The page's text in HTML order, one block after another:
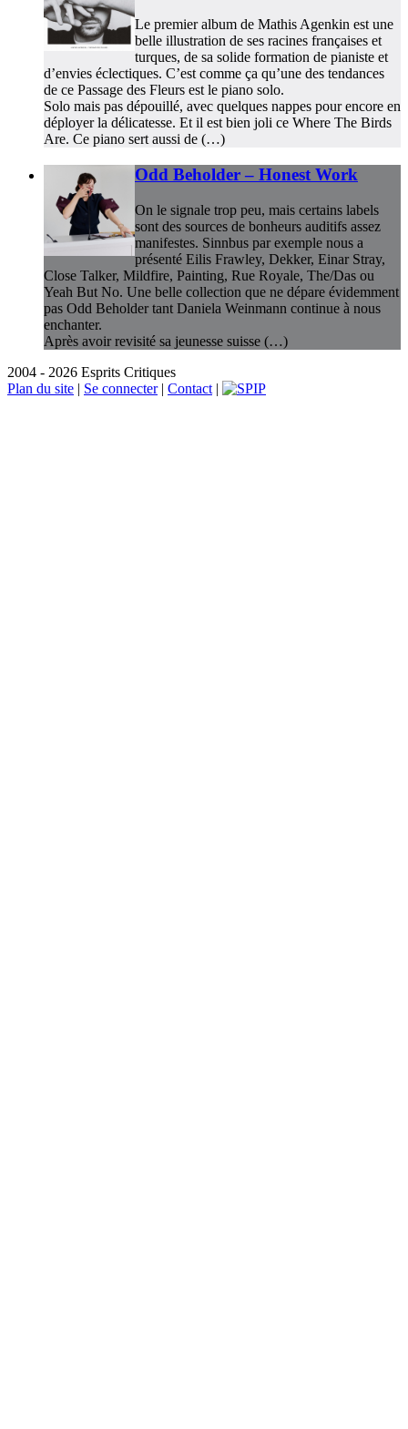
Le premier album de Mathis Agenkin est une
belle illustration de ses racines françaises et
turques, de sa solide formation de pianiste et
d’envies éclectiques. C’est comme ça qu’une des tendances
de ce Passage des Fleurs est le piano solo.
Solo mais pas dépouillé, avec quelques nappes pour encore en
déployer la délicatesse. Et il est bien joli ce Where The Birds
Are. Ce piano sert aussi de (…)
Odd Beholder – Honest Work
On le signale trop peu, mais certains labels
sont des sources de bonheurs auditifs assez
manifestes. Sinnbus par exemple nous a
présenté Eilis Frawley, Dekker, Einar Stray,
Close Talker, Mildfire, Painting, Rue Royale, The/Das ou
Yeah But No. Une belle collection que ne dépare évidemment
pas Odd Beholder tant Daniela Weinmann continue à nous
enchanter.
Après avoir revisité sa jeunesse suisse (…)
2004 - 2026 Esprits Critiques
Plan du site | Se connecter| Contact |